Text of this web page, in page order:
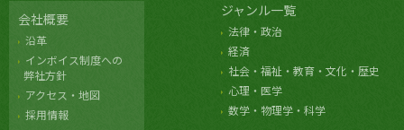
会社概要
沿革
インボイス制度への
弊社方針
アクセス・地図
採用情報
ジャンル一覧
法律・政治
経済
社会・福祉・教育・文化・歴史
心理・医学
数学・物理学・科学